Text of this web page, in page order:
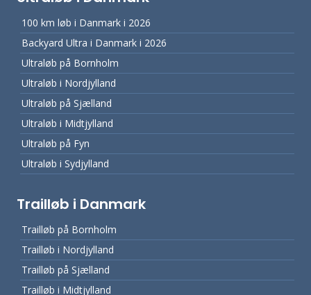
100 km løb i Danmark i 2026
Backyard Ultra i Danmark i 2026
Ultraløb på Bornholm
Ultraløb i Nordjylland
Ultraløb på Sjælland
Ultraløb i Midtjylland
Ultraløb på Fyn
Ultraløb i Sydjylland
Trailløb i Danmark
Trailløb på Bornholm
Trailløb i Nordjylland
Trailløb på Sjælland
Trailløb i Midtjylland